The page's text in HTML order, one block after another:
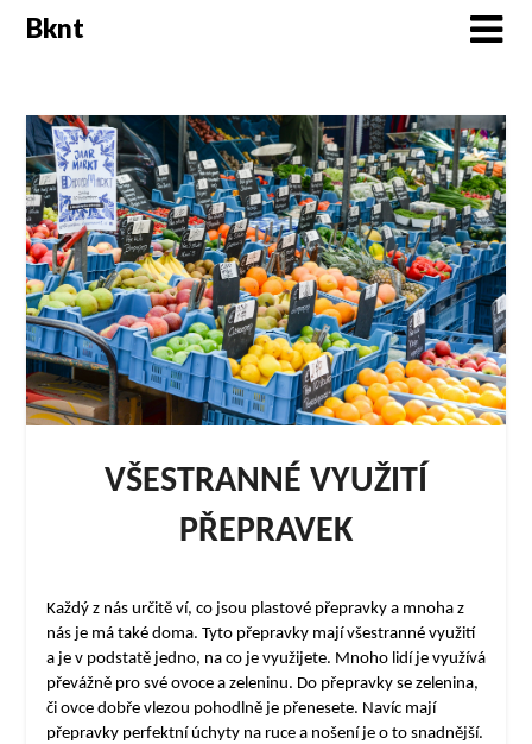
SkipBknt
VŠESTRANNÉ VYUŽITÍ
PŘEPRAVEK
Každý z nás určitě ví, co jsou plastové přepravky a mnoha z
nás je má také doma. Tyto přepravky mají všestranné využití
a je v podstatě jedno, na co je využijete. Mnoho lidí je využívá
převážně pro své ovoce a zeleninu. Do přepravky se zelenina,
či ovce dobře vlezou pohodlně je přenesete. Navíc mají
přepravky perfektní úchyty na ruce a nošení je o to snadnější.